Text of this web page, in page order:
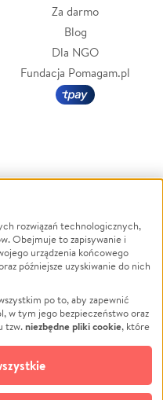
Za darmo
Blog
Dla NGO
Fundacja Pomagam.pl
Powódź
Wichura
NGO
Edukacja
Podróż
Impreza
Ochrona środowiska
Biznes
rozwiązań technologicznych,
Obejmuje to zapisywanie i
urządzenia końcowego
późniejsze uzyskiwanie do nich
po to, aby zapewnić
w tym jego bezpieczeństwo oraz
tzw.niezbędne pliki cookie, które
cookie
Możesz wyrazić
dowolnym momencie masz